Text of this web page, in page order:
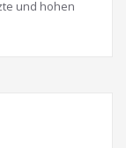
und hohen